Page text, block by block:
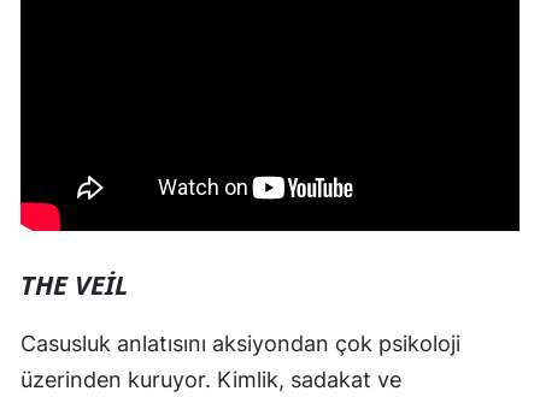
THE VEIL
Casusluk anlatısını aksiyondan çok psikoloji
üzerinden kuruyor. Kimlik, sadakat ve